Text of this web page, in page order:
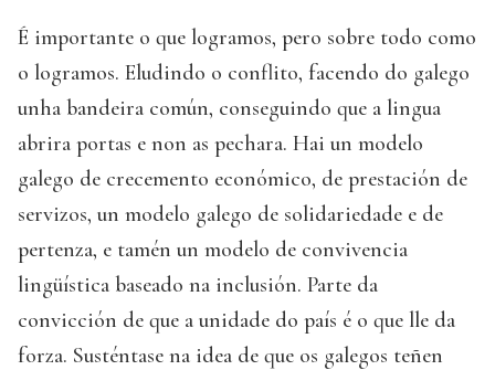
É importante o que logramos, pero sobre todo como
o logramos. Eludindo o conflito, facendo do galego
unha bandeira común, conseguindo que a lingua
abrira portas e non as pechara. Hai un modelo
galego de crecemento económico, de prestación de
servizos, un modelo galego de solidariedade e de
pertenza, e tamén un modelo de convivencia
lingüística baseado na inclusión. Parte da
convicción de que a unidade do país é o que lle da
forza. Susténtase na idea de que os galegos teñen